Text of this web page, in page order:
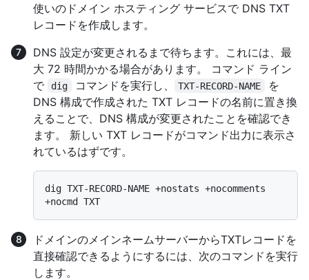
使いのドメイン ホスティング サービスで DNS TXT
レコードを作成します。
DNS 設定が変更されるまで待ちます。これには、最
大 72 時間かかる場合があります。 コマンド ライン
で
dig コマンドを実行し、 TXT-RECORD-NAME
を
DNS 構成で作成された TXT レコードの名前に置き換
えることで、DNS 構成が変更されたことを確認でき
ます。 新しい TXT レコードがコマンド出力に表示さ
れているはずです。
dig TXT-RECORD-NAME +nostats +nocomments
ドメインのメインネームサーバーからTXTレコードを
直接確認できるようにするには、次のコマンドを実行
します。